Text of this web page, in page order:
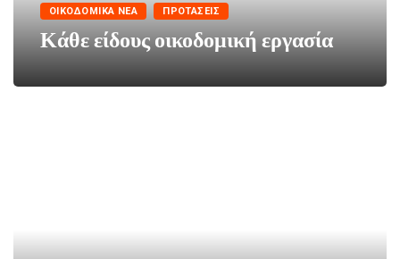
ΟΙΚΟΔΟΜΙΚΆ ΝΈΑ ΠΡΟΤΆΣΕΙΣ
Κάθε είδους οικοδομική εργασία